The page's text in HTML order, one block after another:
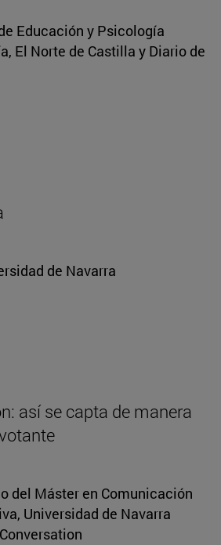
Educación y Psicología
El Norte de Castilla y Diario de
de Navarra
así se capta de manera
del Máster en Comunicación
Universidad de Navarra